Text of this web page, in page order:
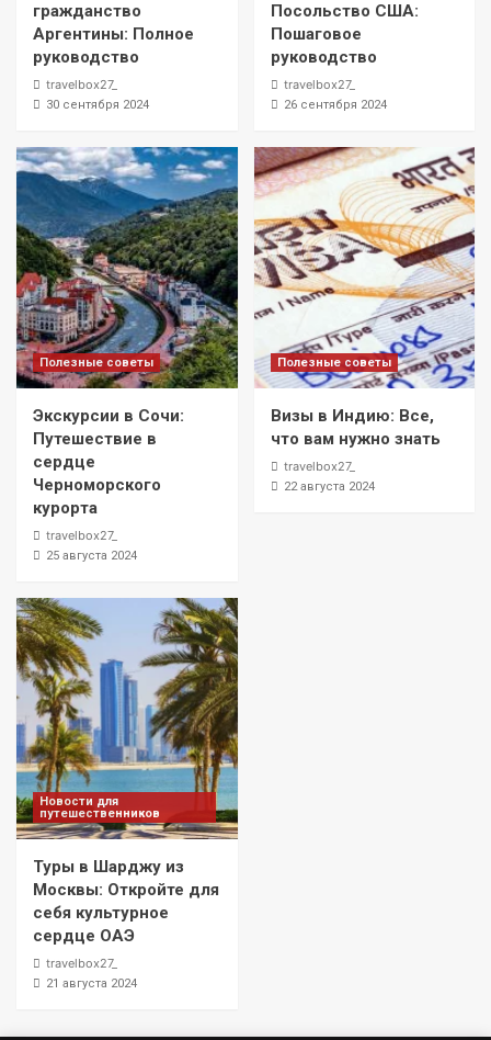
гражданство
Аргентины: Полное
руководство
travelbox27_
30 сентября 2024
Посольство США:
Пошаговое
руководство
travelbox27_
26 сентября 2024
Полезные советы
Экскурсии в Сочи:
Путешествие в
сердце
Черноморского
курорта
travelbox27_
25 августа 2024
Полезные советы
Визы в Индию: Все,
что вам нужно знать
travelbox27_
22 августа 2024
Новости для
путешественников
Туры в Шарджу из
Москвы: Откройте для
себя культурное
сердце ОАЭ
travelbox27_
21 августа 2024